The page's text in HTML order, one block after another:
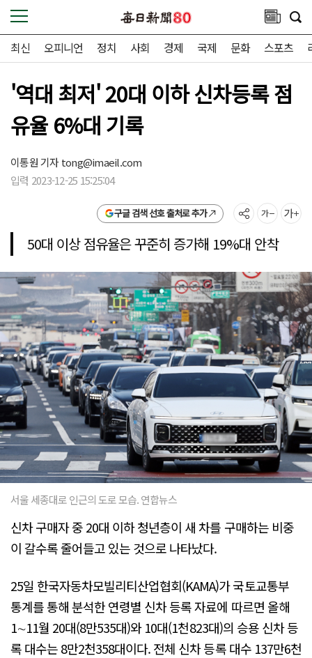
최신 오피니언 정치 사회 경제 국제 문화 스포츠
'역대 최저' 20대 이하 신차등록 점
유율 6%대 기록
이통원 기자tong@imaeil.com
입력 2023-12-25 15:25:04
구글 검색 선호 출처로 추가
50대 이상 점유율은 꾸준히 증가해 19%대 안착
서울 세종대로 인근의 도로 모습. 연합뉴스
신차 구매자 중 20대 이하 청년층이 새 차를 구매하는 비중
이 갈수록 줄어들고 있는 것으로 나타났다.
25일 한국자동차모빌리티산업협회(KAMA)가 국토교통부
통계를 통해 분석한 연령별 신차 등록 자료에 따르면 올해
1∼11월 20대(8만535대)와 10대(1천823대)의 승용 신차 등
록 대수는 8만2천358대이다. 전체 신차 등록 대수 137만6천